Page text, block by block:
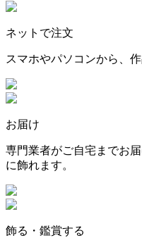
ネットで注文
スマホやパソコンから、
お届け
専門業者がご自宅までお
に飾れます。
飾る・鑑賞する